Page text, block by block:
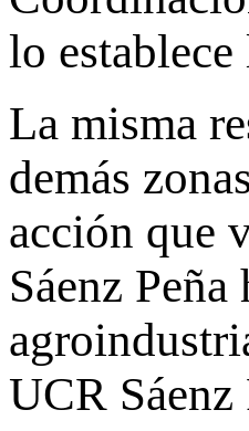
lo
La misma
demás
acción que
Sáenz
UCR Sáenz